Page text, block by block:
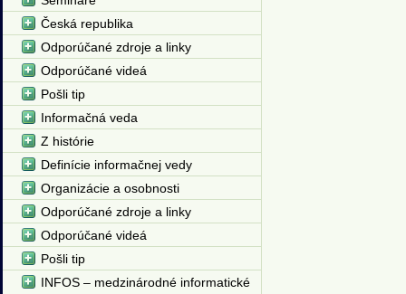
Česká republika
Odporúčané zdroje a linky
Odporúčané videá
Pošli tip
Informačná veda
Z histórie
Definície informačnej vedy
Organizácie a osobnosti
Odporúčané zdroje a linky
Odporúčané videá
Pošli tip
INFOS – medzinárodné informatické